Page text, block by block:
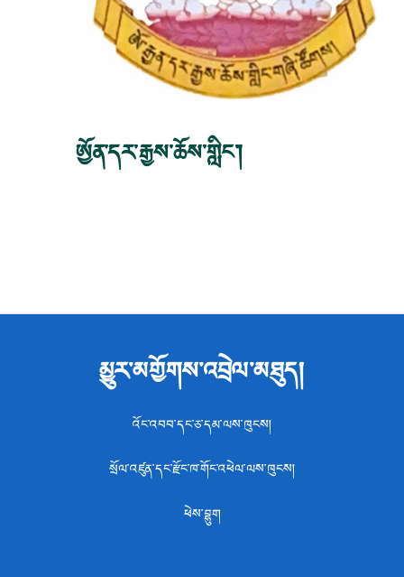
ཨྱོན་དར་རྒྱས་ཆོས་གླིང་།
མྱུར་མགྱོགས་འབྲེལ་མཐུད།
འོང་འབབ་དང་ཅ་དམ་ལས་ཁུངས།
སྲོལ་འཛུན་དང་རྫོང་ཁ་གོང་འཕེལ་ལས་ཁུངས།
ཕེས་བྷུག